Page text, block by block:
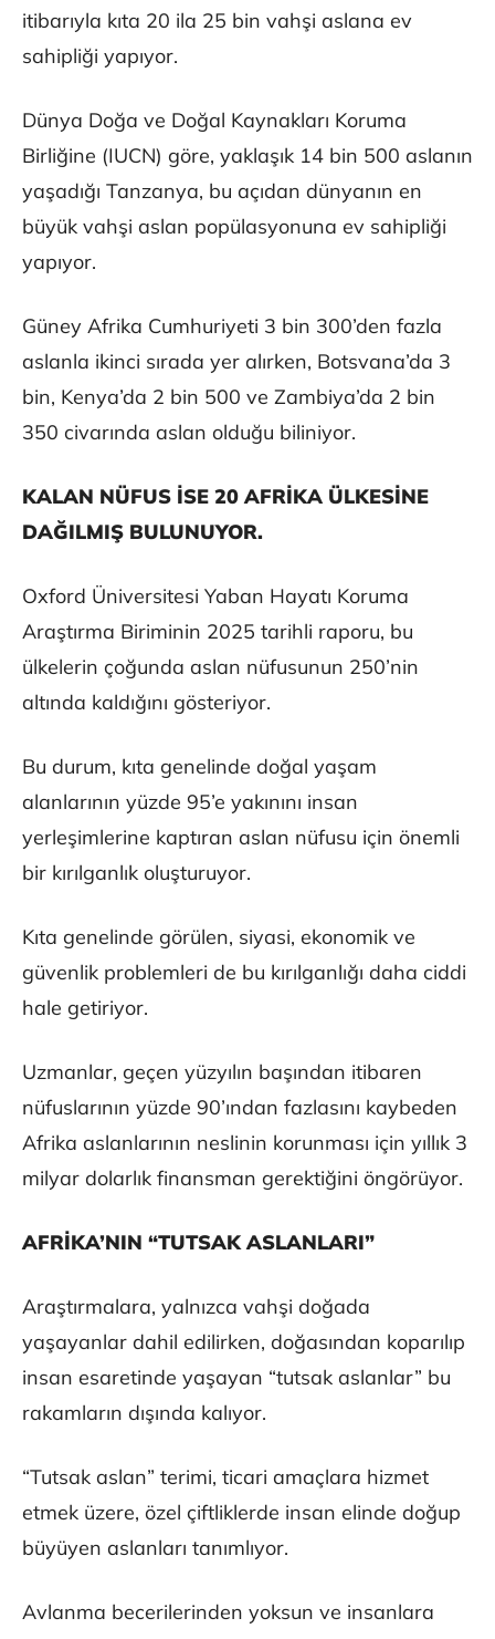
itibarıyla kıta 20 ila 25 bin vahşi aslana ev
sahipliği yapıyor.
Dünya Doğa ve Doğal Kaynakları Koruma
Birliğine (IUCN) göre, yaklaşık 14 bin 500 aslanın
yaşadığı Tanzanya, bu açıdan dünyanın en
büyük vahşi aslan popülasyonuna ev sahipliği
yapıyor.
Güney Afrika Cumhuriyeti 3 bin 300’den fazla
aslanla ikinci sırada yer alırken, Botsvana’da 3
bin, Kenya’da 2 bin 500 ve Zambiya’da 2 bin
350 civarında aslan olduğu biliniyor.
KALAN NÜFUS İSE 20 AFRİKA ÜLKESİNE
DAĞILMIŞ BULUNUYOR.
Oxford Üniversitesi Yaban Hayatı Koruma
Araştırma Biriminin 2025 tarihli raporu, bu
ülkelerin çoğunda aslan nüfusunun 250’nin
altında kaldığını gösteriyor.
Bu durum, kıta genelinde doğal yaşam
alanlarının yüzde 95’e yakınını insan
yerleşimlerine kaptıran aslan nüfusu için önemli
bir kırılganlık oluşturuyor.
Kıta genelinde görülen, siyasi, ekonomik ve
güvenlik problemleri de bu kırılganlığı daha ciddi
hale getiriyor.
Uzmanlar, geçen yüzyılın başından itibaren
nüfuslarının yüzde 90’ından fazlasını kaybeden
Afrika aslanlarının neslinin korunması için yıllık 3
milyar dolarlık finansman gerektiğini öngörüyor.
AFRİKA’NIN “TUTSAK ASLANLARI”
Araştırmalara, yalnızca vahşi doğada
yaşayanlar dahil edilirken, doğasından koparılıp
insan esaretinde yaşayan “tutsak aslanlar” bu
rakamların dışında kalıyor.
“Tutsak aslan” terimi, ticari amaçlara hizmet
etmek üzere, özel çiftliklerde insan elinde doğup
büyüyen aslanları tanımlıyor.
Avlanma becerilerinden yoksun ve insanlara